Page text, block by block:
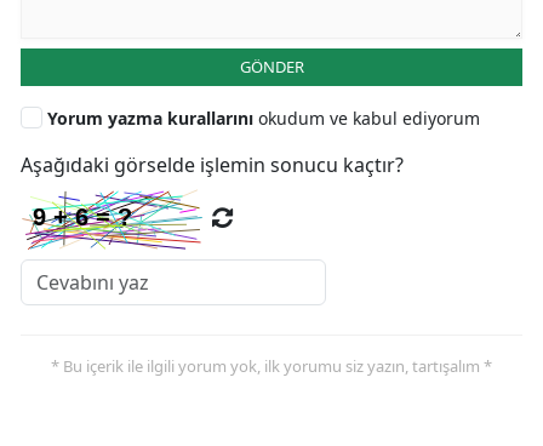
GÖNDER
Yorum yazma kurallarını okudum ve kabul ediyorum
Aşağıdaki görselde işlemin sonucu kaçtır?
* Bu içerik ile ilgili yorum yok, ilk yorumu siz yazın, tartışalım *